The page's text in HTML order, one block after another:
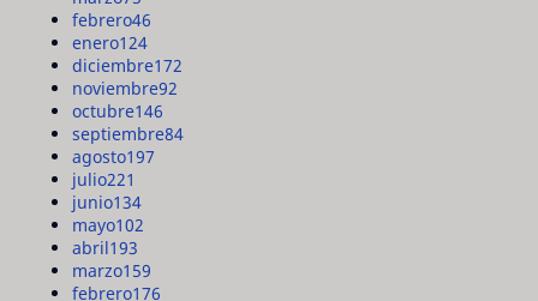
febrero46
enero124
diciembre172
noviembre92
octubre146
septiembre84
agosto197
julio221
junio134
mayo102
abril193
marzo159
febrero176